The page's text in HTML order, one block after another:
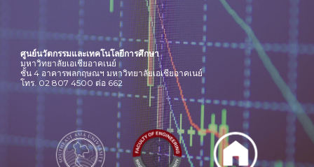
ศูนย์นวัตกรรมและเทคโนโลยีการศึกษา
มหาวิทยาลัยเอเชียอาคเนย์
ชั้น 4 อาคารพลกฤษณฯ มหาวิทยาลัยเอเชียอาคเนย์
โทร. 02 807 4500 ต่อ 662